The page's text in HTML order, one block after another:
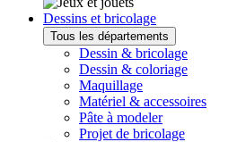
Dessins et bricolage
Tous les départements
Dessin & bricolage
Dessin & coloriage
Maquillage
Matériel & accessoires
Pâte à modeler
Projet de bricolage